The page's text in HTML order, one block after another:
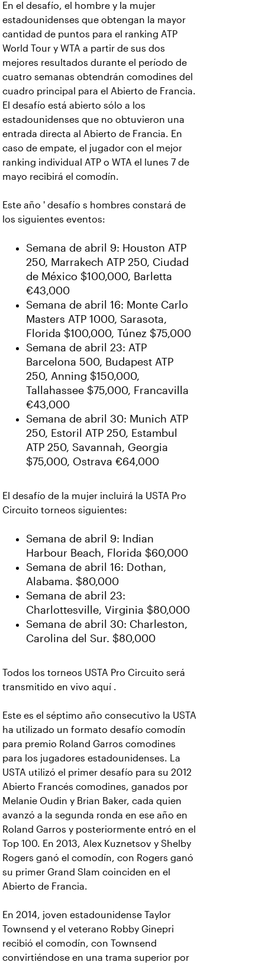
En el desafío, el hombre y la mujer
estadounidenses que obtengan la mayor
cantidad de puntos para el ranking ATP
World Tour y WTA a partir de sus dos
mejores resultados durante el período de
cuatro semanas obtendrán comodines del
cuadro principal para el Abierto de Francia.
El desafío está abierto sólo a los
estadounidenses que no obtuvieron una
entrada directa al Abierto de Francia. En
caso de empate, el jugador con el mejor
ranking individual ATP o WTA el lunes 7 de
mayo recibirá el comodín.
Este año ' desafío s hombres constará de
los siguientes eventos:
Semana de abril 9: Houston ATP
250, Marrakech ATP 250, Ciudad
de México $100,000, Barletta
€43,000
Semana de abril 16: Monte Carlo
Masters ATP 1000, Sarasota,
Florida $100,000, Túnez $75,000
Semana de abril 23: ATP
Barcelona 500, Budapest ATP
250, Anning $150,000,
Tallahassee $75,000, Francavilla
€43,000
Semana de abril 30: Munich ATP
250, Estoril ATP 250, Estambul
ATP 250, Savannah, Georgia
$75,000, Ostrava €64,000
El desafío de la mujer incluirá la USTA Pro
Circuito torneos siguientes:
Semana de abril 9: Indian
Harbour Beach, Florida $60,000
Semana de abril 16: Dothan,
Alabama. $80,000
Semana de abril 23:
Charlottesville, Virginia $80,000
Semana de abril 30: Charleston,
Carolina del Sur. $80,000
Todos los torneos USTA Pro Circuito será
transmitido en vivo aquí .
Este es el séptimo año consecutivo la USTA
ha utilizado un formato desafío comodín
para premio Roland Garros comodines
para los jugadores estadounidenses. La
USTA utilizó el primer desafío para su 2012
Abierto Francés comodines, ganados por
Melanie Oudin y Brian Baker, cada quien
avanzó a la segunda ronda en ese año en
Roland Garros y posteriormente entró en el
Top 100. En 2013, Alex Kuznetsov y Shelby
Rogers ganó el comodín, con Rogers ganó
su primer Grand Slam coinciden en el
Abierto de Francia.
En 2014, joven estadounidense Taylor
Townsend y el veterano Robby Ginepri
recibió el comodín, con Townsend
convirtiéndose en una trama superior por